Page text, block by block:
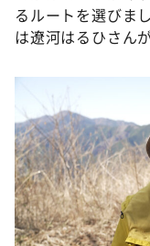
新婚さんいら
ポツンと一軒家
ザキ山小屋本館
ぺこぱのまるス
アナ回覧板
るルートを選びま
は遼河はるひさん